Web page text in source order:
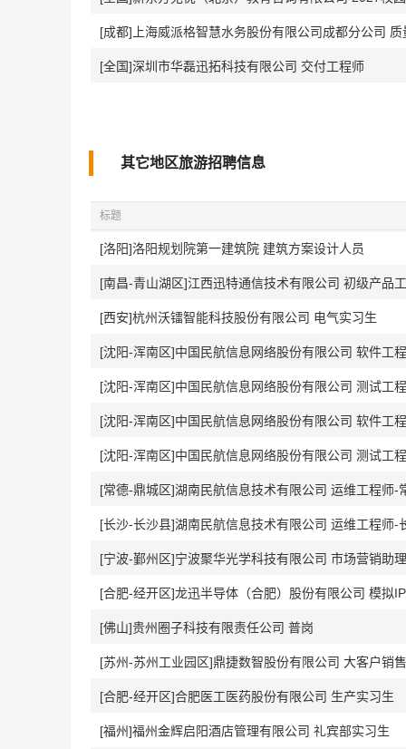
[成都]上海威派格智慧水务股份有限公司成都分公司
[全国]深圳市华磊迅拓科技有限公司 交付工程师
其它地区旅游招聘信息
标题
[洛阳]洛阳规划院第一建筑院 建筑方案设计人员
[南昌-青山湖区]江西迅特通信技术有限公司 初级产品
[西安]杭州沃镭智能科技股份有限公司 电气实习生
[沈阳-浑南区]中国民航信息网络股份有限公司 软件工
[沈阳-浑南区]中国民航信息网络股份有限公司 测试工
[沈阳-浑南区]中国民航信息网络股份有限公司 软件工
[沈阳-浑南区]中国民航信息网络股份有限公司 测试工
[常德-鼎城区]湖南民航信息技术有限公司 运维工程师-
[长沙-长沙县]湖南民航信息技术有限公司 运维工程师-
[宁波-鄞州区]宁波聚华光学科技有限公司 市场营销助理
[合肥-经开区]龙迅半导体（合肥）股份有限公司 模拟
[佛山]贵州圈子科技有限责任公司 普岗
[苏州-苏州工业园区]鼎捷数智股份有限公司 大客户销
[合肥-经开区]合肥医工医药股份有限公司 生产实习生
[福州]福州金辉启阳酒店管理有限公司 礼宾部实习生